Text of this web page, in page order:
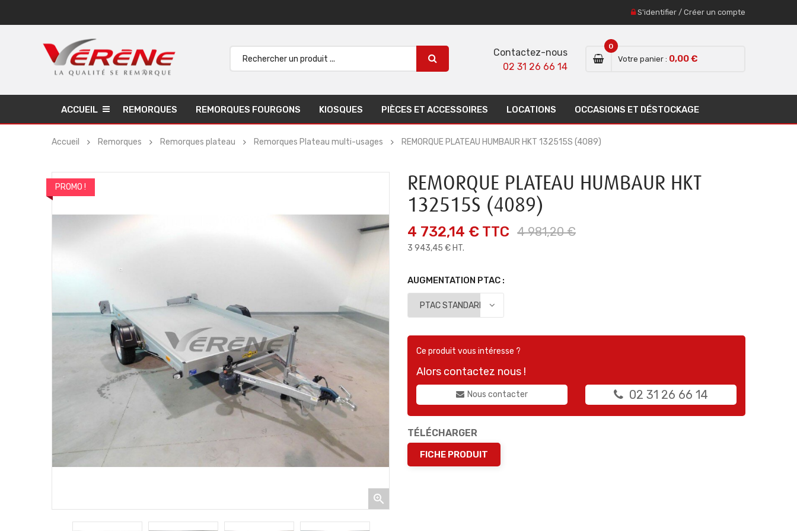
S'identifier / Créer un compte
Contactez-nous
02 31 26 66 14
Votre panier :
0
0,00 €
ACCUEIL REMORQUES REMORQUES FOURGONS KIOSQUES PIÈCES ET ACCESSOIRES LOCATIONS OCCASIONS ET DÉSTOCKAGE
Accueil Remorques Remorques plateau Remorques Plateau multi-usages REMORQUE PLATEAU HUMBAUR HKT 132515S (4089)

PROMO !
REMORQUE PLATEAU HUMBAUR HKT
132515S (4089)
4 732,14 € TTC 4 981,20 €
3 943,45 € HT.
AUGMENTATION PTAC :
Ce produit vous intéresse ?
Alors contactez nous !
Nous contacter 02 31 26 66 14
TÉLÉCHARGER
FICHE PRODUIT